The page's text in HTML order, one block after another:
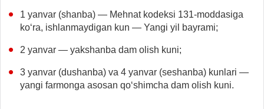
1 yanvar (shanba) — Mehnat kodeksi 131-moddasiga
ko‘ra, ishlanmaydigan kun — Yangi yil bayrami;
2 yanvar — yakshanba dam olish kuni;
3 yanvar (dushanba) va 4 yanvar (seshanba) kunlari —
yangi farmonga asosan qo‘shimcha dam olish kuni.